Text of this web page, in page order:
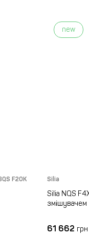
F20K
new
Silia
Silia NQS
змішувачем
61 662 грн